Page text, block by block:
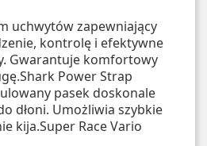
uchwytów zapewniający
kontrolę i efektywne
Gwarantuje komfortowy
Shark Power Strap
pasek doskonale
dłoni. Umożliwia szybkie
kija.Super Race Vario